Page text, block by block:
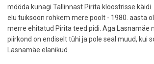
mööda kunagi Tallinnast Pirita kloostrisse
elu tuiksoon rohkem mere poolt - 1980. aasta
merre ehitatud Pirita teed pidi. Aga Lasnamäe
piirkond on endiselt tühi ja pole seal muud, kui
Lasnamäe elanikud.